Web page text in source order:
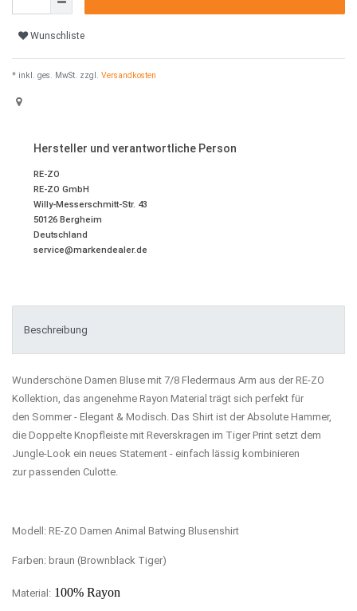
Wunschliste
* inkl. ges. MwSt. zzgl. Versandkosten
Hersteller und verantwortliche Person
RE-ZO
RE-ZO GmbH
Willy-Messerschmitt-Str. 43
50126 Bergheim
Deutschland
service@markendealer.de
Beschreibung
Wunderschöne Damen Bluse mit 7/8 Fledermaus Arm aus der RE-ZO
Kollektion, das angenehme Rayon Material trägt sich perfekt für
den Sommer - Elegant & Modisch. Das Shirt ist der Absolute Hammer,
die Doppelte Knopfleiste mit Reverskragen im Tiger Print setzt dem
Jungle-Look ein neues Statement - einfach lässig kombinieren
zur passenden Culotte.
Modell: RE-ZO Damen Animal Batwing Blusenshirt
Farben: braun (Brownblack Tiger)
Material: 100% Rayon